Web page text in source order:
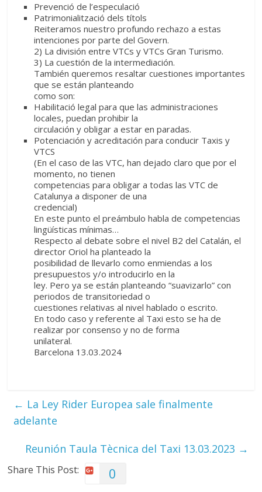
Prevenció de l’especulació
Patrimonialització dels títols
Reiteramos nuestro profundo rechazo a estas
intenciones por parte del Govern.
2) La división entre VTCs y VTCs Gran Turismo.
3) La cuestión de la intermediación.
También queremos resaltar cuestiones importantes
que se están planteando
como son:
Habilitació legal para que las administraciones
locales, puedan prohibir la
circulación y obligar a estar en paradas.
Potenciación y acreditación para conducir Taxis y
VTCS
(En el caso de las VTC, han dejado claro que por el
momento, no tienen
competencias para obligar a todas las VTC de
Catalunya a disponer de una
credencial)
En este punto el preámbulo habla de competencias
lingüísticas mínimas…
Respecto al debate sobre el nivel B2 del Catalán, el
director Oriol ha planteado la
posibilidad de llevarlo como enmiendas a los
presupuestos y/o introducirlo en la
ley. Pero ya se están planteando “suavizarlo” con
periodos de transitoriedad o
cuestiones relativas al nivel hablado o escrito.
En todo caso y referente al Taxi esto se ha de
realizar por consenso y no de forma
unilateral.
Barcelona 13.03.2024
← La Ley Rider Europea sale finalmente
adelante
Reunión Taula Tècnica del Taxi 13.03.2023 →
Share This Post: 0